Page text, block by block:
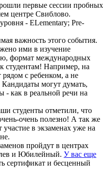
первые сессии пробных
центре Свиблово.
- ELementary; Pre-
важность этого события.
ими в изучение
формат международных
студентам! Например, на
рядом с ребенком, а не
Кандидаты могут думать,
- как в реальной речи на
студенты отметили, что
очень полезно! А так же
участие в экзаменах уже на
пройдут в центрах
и Юбилейный. У вас еще
сертификат и бесценный